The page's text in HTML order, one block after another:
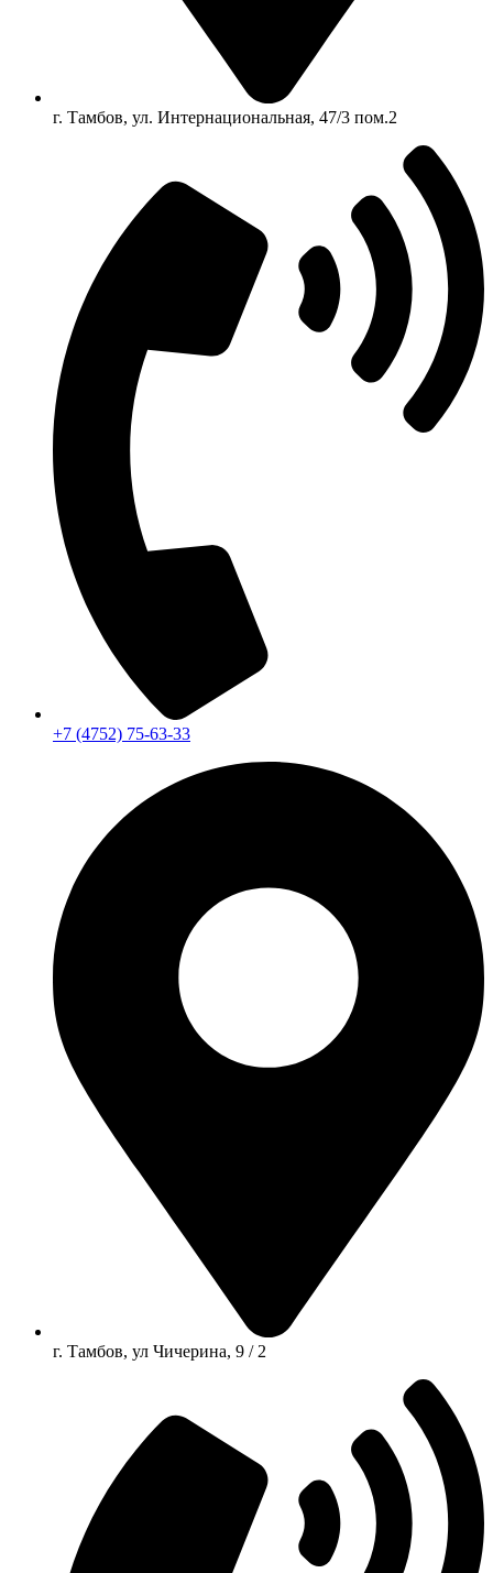
г. Тамбов, ул. Интернациональная, 47/3 пом.2
+7 (4752) 75-63-33
г. Тамбов, ул Чичерина, 9 / 2